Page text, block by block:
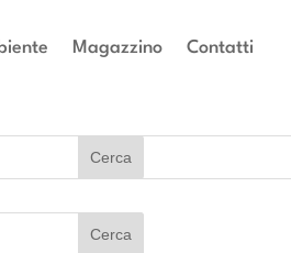
Magazzino Contatti
Cerca
Cerca